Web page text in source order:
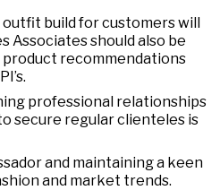
build for customers will
Associates should also be
recommendations
professional relationships
secure regular clienteles is
and maintaining a keen
and market trends.